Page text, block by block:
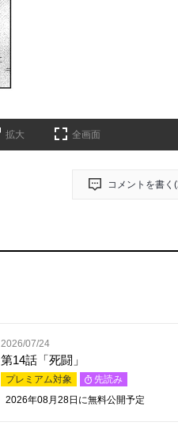
拡大 全画面
コメントを書く(
2026/07/24
第14話「死闘」
プレミアム対象
先読み
2026年08月28日 に無料公開予定